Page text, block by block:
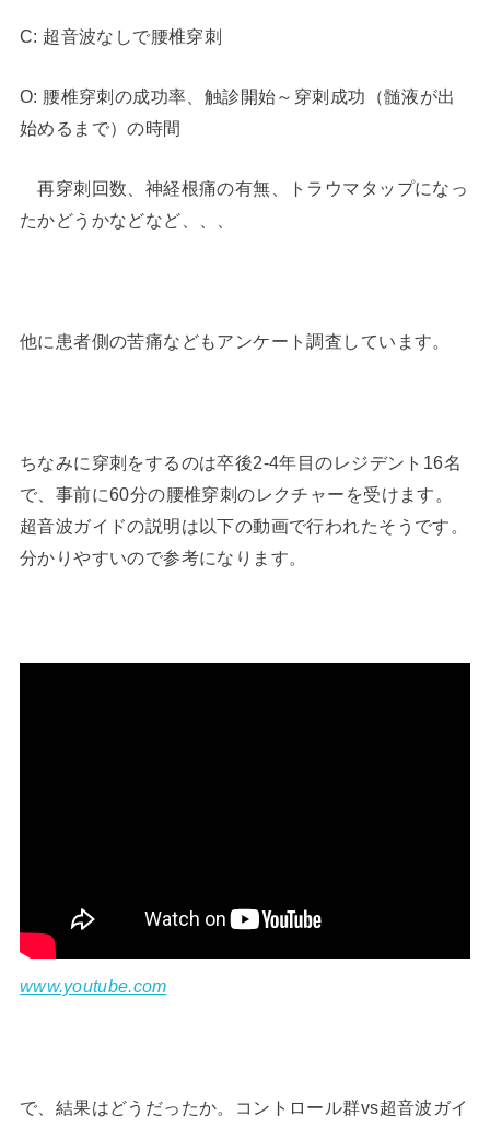
C: 超音波なしで腰椎穿刺
O: 腰椎穿刺の成功率、触診開始～穿刺成功（髄液が出
始めるまで）の時間
再穿刺回数、神経根痛の有無、トラウマタップになっ
たかどうかなどなど、、、
他に患者側の苦痛などもアンケート調査しています。
ちなみに穿刺をするのは卒後2-4年目のレジデント16名
で、事前に60分の腰椎穿刺のレクチャーを受けます。
超音波ガイドの説明は以下の動画で行われたそうです。
分かりやすいので参考になります。
www.youtube.com
で、結果はどうだったか。コントロール群vs超音波ガイ